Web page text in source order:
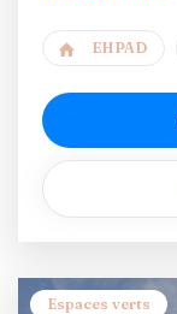
EHPAD
Espaces verts